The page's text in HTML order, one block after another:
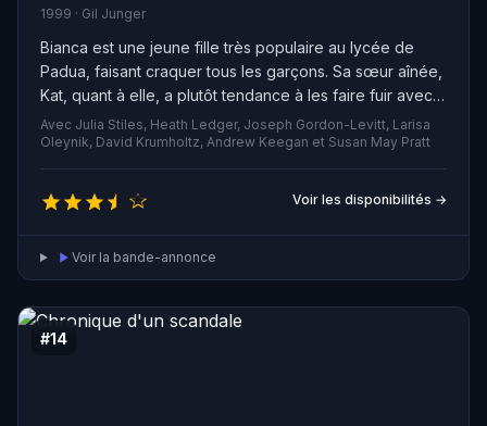
1999 · Gil Junger
Bianca est une jeune fille très populaire au lycée de
Padua, faisant craquer tous les garçons. Sa sœur aînée,
Kat, quant à elle, a plutôt tendance à les faire fuir avec
son comportement rebelle et son caractère irascible.
Leur père est très strict quant à leur éducation et leurs
sorties, acceptant de laisser Bianca flirter à condition
que Kat en fasse autant. Cameron, tombé amoureux de
Bianca, élabore un plan machiavélique pour contourner
cette situation compliquée.
Avec Julia Stiles, Heath Ledger, Joseph Gordon-Levitt, Larisa
Oleynik, David Krumholtz, Andrew Keegan et Susan May Pratt
Voir les disponibilités →
Voir la bande-annonce
#14